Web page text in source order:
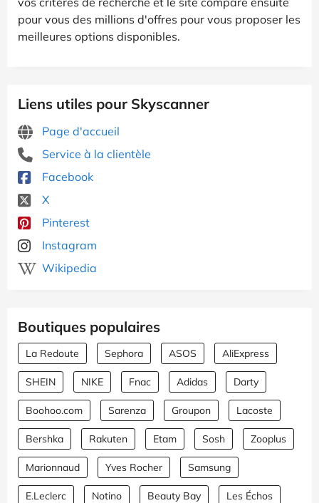
pour vous des millions d'offres pour vous proposer les
meilleures options disponibles.
Liens utiles pour Skyscanner
Page d'accueil
Service à la clientèle
Facebook
X
Pinterest
Instagram
Wikipedia
Boutiques populaires
La Redoute Sephora ASOS AliExpress
SHEIN NIKE Fnac Adidas Darty
Boohoo.com Sarenza Groupon Lacoste
Bershka Rakuten Etam Sosh Zooplus
Marionnaud Yves Rocher Samsung
E.Leclerc Notino Beauty Bay Les Échos